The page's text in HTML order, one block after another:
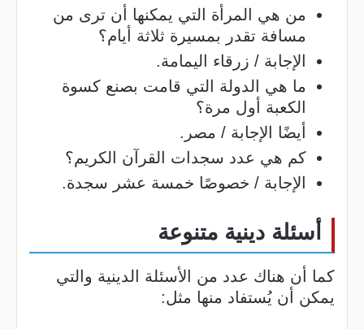
من هي المرأة التي يمكنها أن ترى من
مسافة تقدر بمسيرة ثلاثة أيام؟
الإجابة / زرقاء اليمامة.
ما هي الدولة التي قامت بصنع كسوة
الكعبة أول مرة؟
أيضًا الإجابة / مصر.
كم هي عدد سجدات القرآن الكريم؟
الإجابة / خصوصًا خمسة عشر سجدة.
أسئلة دينية متنوعة
كما أن هناك عدد من الأسئلة الدينية والتي
يمكن أن يُستفاد منها مثل: